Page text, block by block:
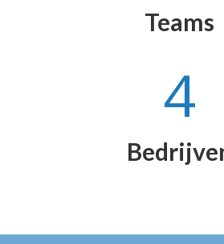
Teams
4